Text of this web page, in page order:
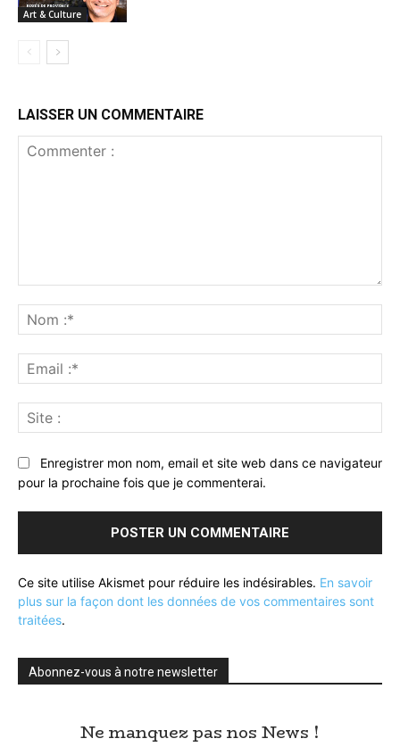
Art & Culture
LAISSER UN COMMENTAIRE
:*
:*
:
Enregistrer mon nom, email et site web dans ce navigateur
pour la prochaine fois que je commenterai.
Ce site utilise Akismet pour réduire les indésirables. En savoir
plus sur la façon dont les données de vos commentaires sont
traitées.
Abonnez-vous à notre newsletter
Ne manquez pas nos News !